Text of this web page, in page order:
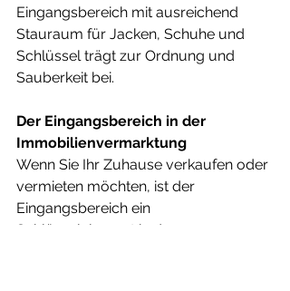
Eingangsbereich mit ausreichend
Stauraum für Jacken, Schuhe und
Schlüssel trägt zur Ordnung und
Sauberkeit bei.
Der Eingangsbereich in der
Immobilienvermarktung
Wenn Sie Ihr Zuhause verkaufen oder
vermieten möchten, ist der
Eingangsbereich ein
Schlüsselelement in der